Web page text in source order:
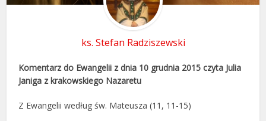
ks. Stefan Radziszewski
Komentarz do Ewangelii z dnia 10 grudnia 2015 czyta Julia
Janiga z krakowskiego Nazaretu
Z Ewangelii według św. Mateusza (11, 11-15)